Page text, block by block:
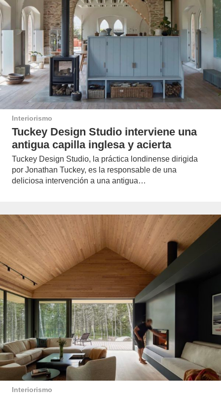
Interiorismo
Tuckey Design Studio interviene una
antigua capilla inglesa y acierta
Tuckey Design Studio, la práctica londinense dirigida
por Jonathan Tuckey, es la responsable de una
deliciosa intervención a una antigua…
Interiorismo